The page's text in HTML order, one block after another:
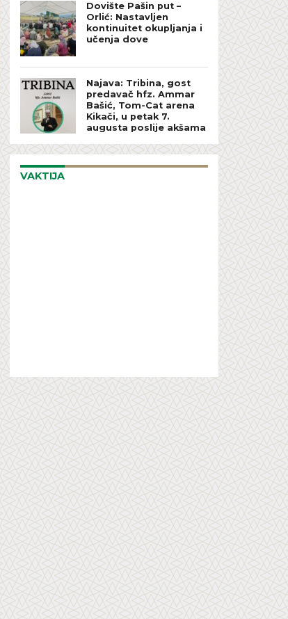
Dovište Pašin put –
Orlić: Nastavljen
kontinuitet okupljanja i
učenja dove
Najava: Tribina, gost
predavač hfz. Ammar
Bašić, Tom-Cat arena
Kikači, u petak 7.
augusta poslije akšama
VAKTIJA